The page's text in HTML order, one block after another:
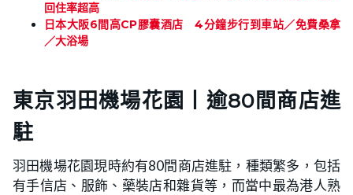
回住率超高
日本大阪6間高CP膠囊酒店 4分鐘步行到車站／免費桑拿
／大浴場
東京羽田機場花園丨逾80間商店進
駐
羽田機場花園現時約有80間商店進駐，種類繁多，包括
有手信店、服飾、藥裝店和雜貨等，而當中最為港人熟